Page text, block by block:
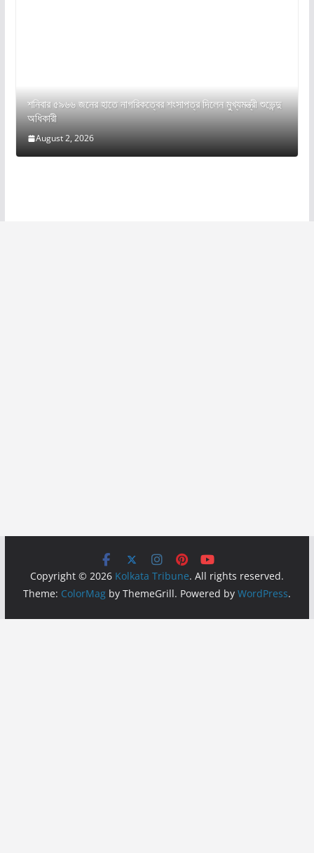
শনিবার ৫৯৬৬ জনের হাতে নাগরিকত্বের শংসাপত্র দিলেন মুখ্যমন্ত্রী শুভেন্দু
অধিকারী
August 2, 2026
Copyright © 2026 Kolkata Tribune. All rights reserved.
Theme: ColorMagby ThemeGrill. Powered by WordPress.